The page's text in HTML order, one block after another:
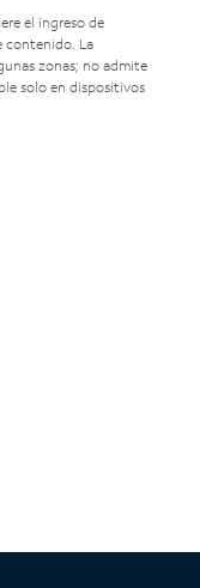
el ingreso de
contenido. La
zonas; no admite
solo en dispositivos